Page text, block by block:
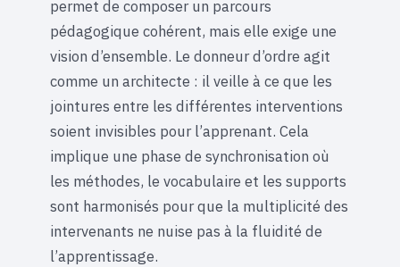
permet de composer un parcours
pédagogique cohérent, mais elle exige une
vision d’ensemble. Le donneur d’ordre agit
comme un architecte : il veille à ce que les
jointures entre les différentes interventions
soient invisibles pour l’apprenant. Cela
implique une phase de synchronisation où
les méthodes, le vocabulaire et les supports
sont harmonisés pour que la multiplicité des
intervenants ne nuise pas à la fluidité de
l’apprentissage.